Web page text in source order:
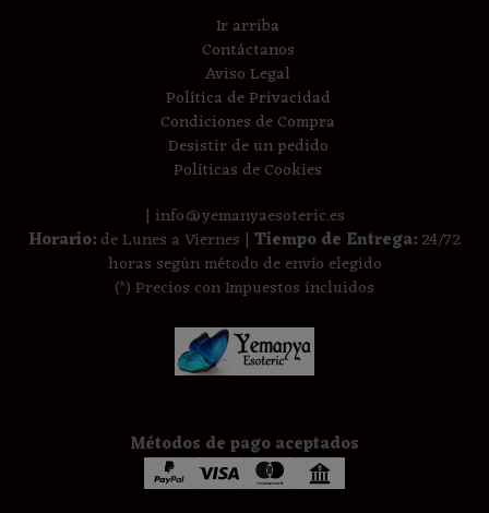
Ir arriba
Contáctanos
Aviso Legal
Política de Privacidad
Condiciones de Compra
Desistir de un pedido
Políticas de Cookies
| info@yemanyaesoteric.es
Horario:de Lunes a Viernes | Tiempo de Entrega:24/72
horas según método de envío elegido
(*) Precios con Impuestos incluidos
Métodos de pago aceptados